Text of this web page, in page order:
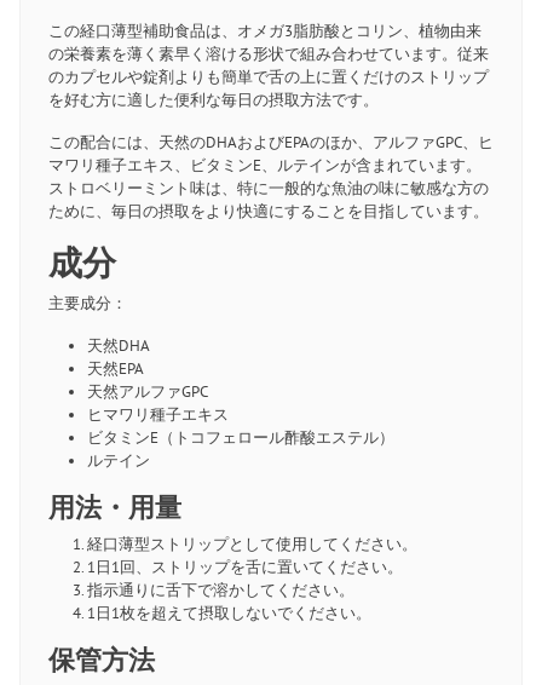
この経口薄型補助食品は、オメガ3脂肪酸とコリン、植物由来
の栄養素を薄く素早く溶ける形状で組み合わせています。従来
のカプセルや錠剤よりも簡単で舌の上に置くだけのストリップ
を好む方に適した便利な毎日の摂取方法です。
この配合には、天然のDHAおよびEPAのほか、アルファGPC、ヒ
マワリ種子エキス、ビタミンE、ルテインが含まれています。
ストロベリーミント味は、特に一般的な魚油の味に敏感な方の
ために、毎日の摂取をより快適にすることを目指しています。
成分
主要成分：
天然DHA
天然EPA
天然アルファGPC
ヒマワリ種子エキス
ビタミンE（トコフェロール酢酸エステル）
ルテイン
用法・用量
経口薄型ストリップとして使用してください。
1日1回、ストリップを舌に置いてください。
指示通りに舌下で溶かしてください。
1日1枚を超えて摂取しないでください。
保管方法